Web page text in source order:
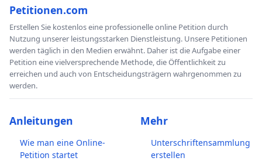
Petitionen.com
Erstellen Sie kostenlos eine professionelle online Petition durch
Nutzung unserer leistungsstarken Dienstleistung. Unsere Petitionen
werden täglich in den Medien erwähnt. Daher ist die Aufgabe einer
Petition eine vielversprechende Methode, die Öffentlichkeit zu
erreichen und auch von Entscheidungsträgern wahrgenommen zu
werden.
Anleitungen
Wie man eine Online-
Petition startet
Mehr
Unterschriftensammlung
erstellen